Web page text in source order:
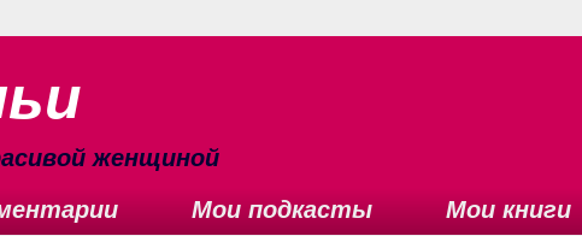
женщиной
Мои подкасты Мои книги